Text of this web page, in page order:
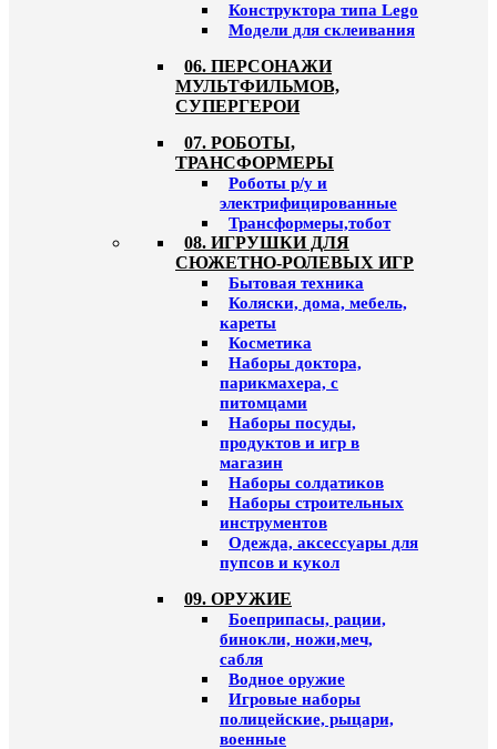
Конструктора типа Lego
Модели для склеивания
06. ПЕРСОНАЖИ
МУЛЬТФИЛЬМОВ,
СУПЕРГЕРОИ
07. РОБОТЫ,
ТРАНСФОРМЕРЫ
Роботы р/у и
электрифицированные
Трансформеры,тобот
08. ИГРУШКИ ДЛЯ
СЮЖЕТНО-РОЛЕВЫХ ИГР
Бытовая техника
Коляски, дома, мебель,
кареты
Косметика
Наборы доктора,
парикмахера, с
питомцами
Наборы посуды,
продуктов и игр в
магазин
Наборы солдатиков
Наборы строительных
инструментов
Одежда, аксессуары для
пупсов и кукол
09. ОРУЖИЕ
Боеприпасы, рации,
бинокли, ножи,меч,
сабля
Водное оружие
Игровые наборы
полицейские, рыцари,
военные